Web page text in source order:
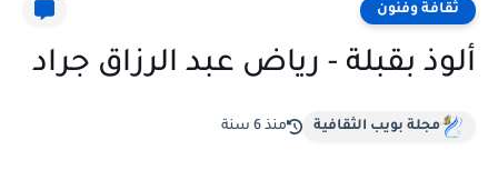
ثقافة وفنون
ألوذ بقبلة - رياض عبد الرزاق جراد
مجلة بويب الثقافية منذ 6 سنة